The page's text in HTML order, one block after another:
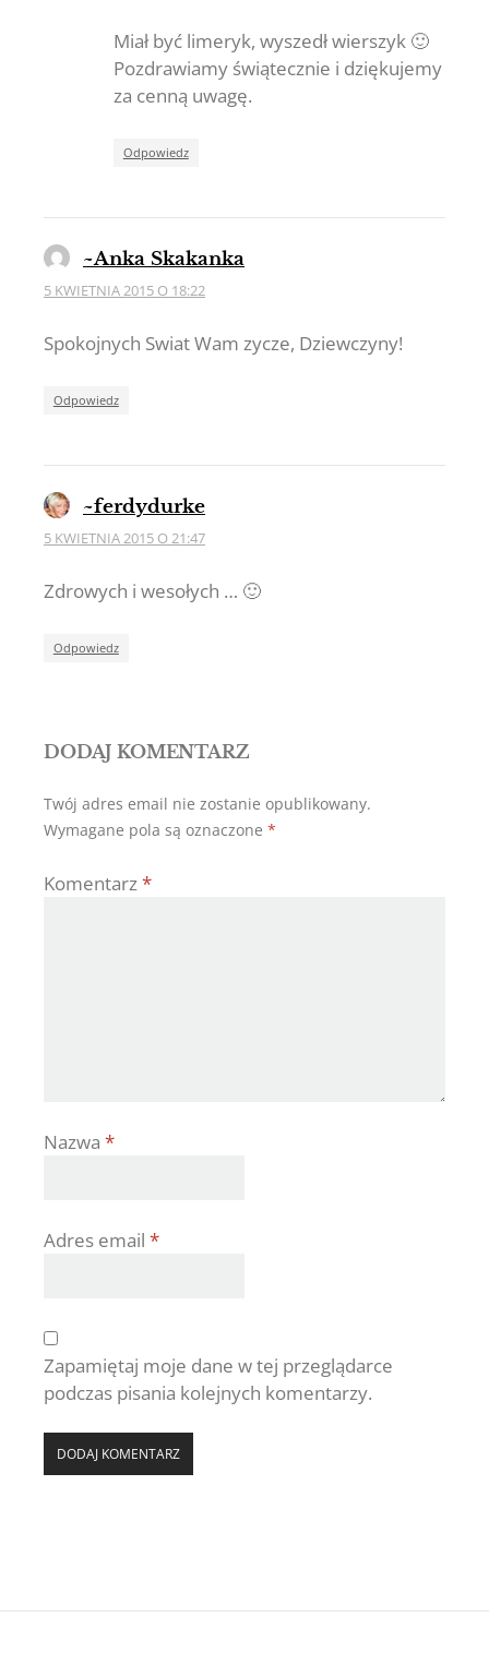
Anti-Spam by CleanTalk
Miał być limeryk, wyszedł wierszyk 🙂
Pozdrawiamy świątecznie i dziękujemy
za cenną uwagę.
Odpowiedz
~Anka Skakanka
5 KWIETNIA 2015 O 18:22
Spokojnych Swiat Wam zycze, Dziewczyny!
Odpowiedz
~ferdydurke
5 KWIETNIA 2015 O 21:47
Zdrowych i wesołych … 🙂
Odpowiedz
DODAJ KOMENTARZ
Twój adres email nie zostanie opublikowany.
Wymagane pola są oznaczone *
Komentarz*
Nazwa *
Adres email *
Zapamiętaj moje dane w tej przeglądarce
podczas pisania kolejnych komentarzy.